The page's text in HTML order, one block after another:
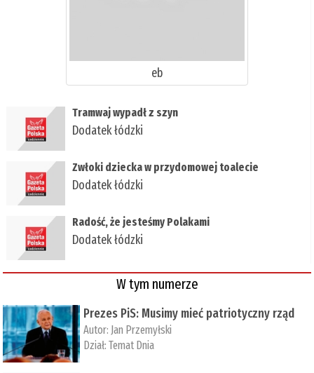
eb
Tramwaj wypadł z szyn
Dodatek łódzki
​Zwłoki dziecka w przydomowej toalecie
Dodatek łódzki
Radość, że jesteśmy Polakami
Dodatek łódzki
W tym numerze
Prezes PiS: Musimy mieć patriotyczny rząd
Autor: Jan Przemyłski
Dział:Temat Dnia